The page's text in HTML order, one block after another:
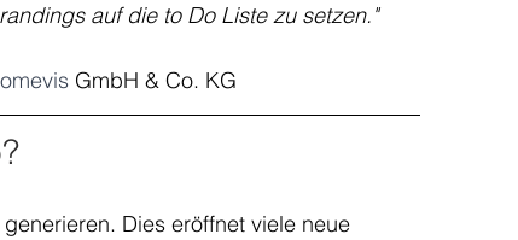
auf die to Do Liste zu setzen."
GmbH & Co. KG
Dies eröffnet viele neue